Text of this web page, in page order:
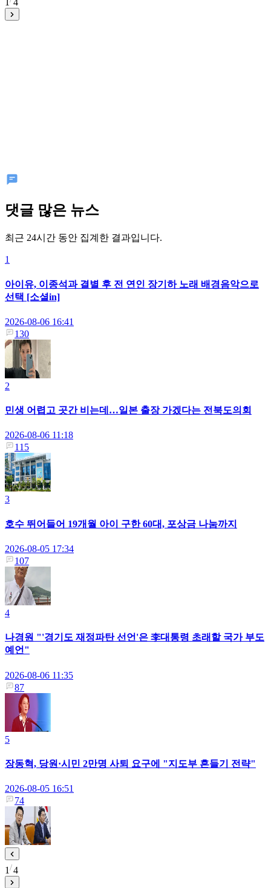
댓글 많은 뉴스
최근 24시간 동안 집계한 결과입니다.
1
아이유, 이종석과 결별 후 전 연인 장기하 노래 배경음악으로
선택 [소셜in]
2026-08-06 16:41
130
2
민생 어렵고 곳간 비는데…일본 출장 가겠다는 전북도의회
2026-08-06 11:18
115
3
호수 뛰어들어 19개월 아이 구한 60대, 포상금 나눔까지
2026-08-05 17:34
107
4
나경원 "'경기도 재정파탄 선언'은 李대통령 초래할 국가 부도
예언"
2026-08-06 11:35
87
5
장동혁, 당원·시민 2만명 사퇴 요구에 "지도부 흔들기 전략"
2026-08-05 16:51
74
1 4